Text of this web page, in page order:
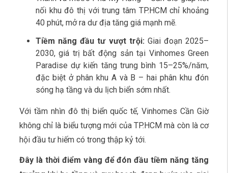
nối khu đô thị với trung tâm TP.HCM chỉ khoảng
40 phút, mở ra dư địa tăng giá mạnh mẽ.
Tiềm năng đầu tư vượt trội: Giai đoạn 2025–
2030, giá trị bất động sản tại Vinhomes Green
Paradise dự kiến tăng trung bình 15–25%/năm,
đặc biệt ở phân khu A và B – hai phân khu đón
sóng hạ tầng và du lịch biển sớm nhất.
Với tầm nhìn đô thị biển quốc tế, Vinhomes Cần Giờ
không chỉ là biểu tượng mới của TP.HCM mà còn là cơ
hội đầu tư hiếm có trong thập kỷ tới.
Đây là thời điểm vàng để đón đầu tiềm năng tăng